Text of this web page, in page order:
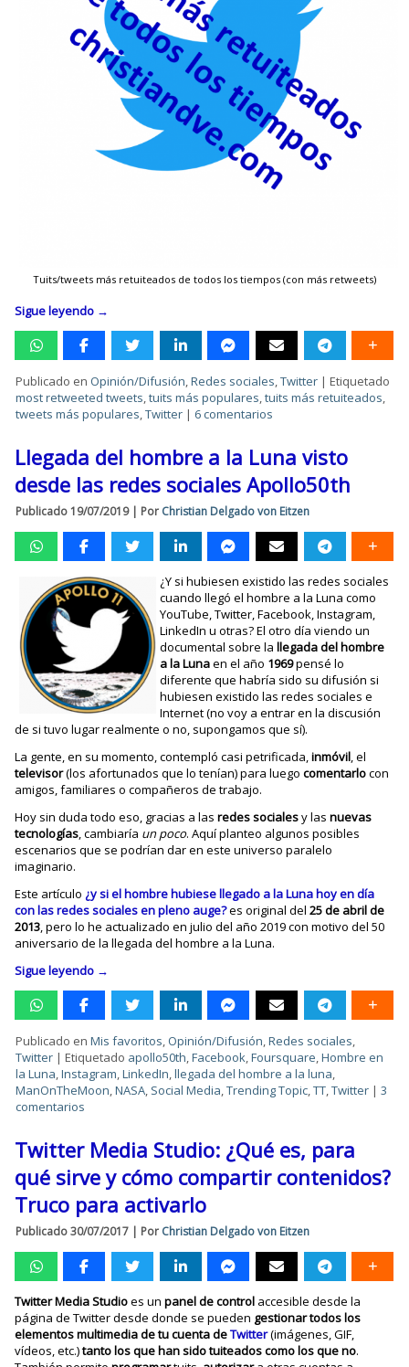
Tuits/tweets más retuiteados de todos los tiempos (con más retweets)
Sigue leyendo →
Publicado en Opinión/Difusión,Redes sociales,Twitter |Etiquetado
most retweeted tweets,tuits más populares,tuits más retuiteados,
tweets más populares,Twitter | 6 comentarios
Llegada del hombre a la Luna visto
desde las redes sociales Apollo50th
Publicado 19/07/2019| Por Christian Delgado von Eitzen
¿Y si hubiesen existido las redes sociales
cuando llegó el hombre a la Luna como
YouTube, Twitter, Facebook, Instagram,
LinkedIn u otras? El otro día viendo un
documental sobre la llegada del hombre
a la Lunaen el año 1969pensé lo
diferente que habría sido su difusión si
hubiesen existido las redes sociales e
Internet (no voy a entrar en la discusión
de si tuvo lugar realmente o no, supongamos que sí).
La gente, en su momento, contempló casi petrificada,inmóvil, el
televisor(los afortunados que lo tenían) para luegocomentarlocon
amigos, familiares o compañeros de trabajo.
Hoy sin duda todo eso, gracias a lasredes socialesy lasnuevas
tecnologías, cambiaría un poco. Aquí planteo algunos posibles
escenarios que se podrían dar en este universo paralelo
imaginario.
Este artículo ¿y si el hombre hubiese llegado a la Luna hoy en día
con las redes sociales en pleno auge?es original del25 de abril de
2013, pero lo he actualizado en julio del año 2019 con motivo del 50
aniversario de la llegada del hombre a la Luna.
Sigue leyendo →
Publicado en Mis favoritos, Opinión/Difusión,Redes sociales,
Twitter |Etiquetado apollo50th,Facebook,Foursquare,Hombre en
la Luna,Instagram,LinkedIn,llegada del hombre a la luna,
ManOnTheMoon,NASA, Social Media,Trending Topic,TT,Twitter |3
comentarios
Twitter Media Studio: ¿Qué es, para
qué sirve y cómo compartir contenidos?
Truco para activarlo
Publicado 30/07/2017 | Por Christian Delgado von Eitzen
Twitter Media Studioes unpanel de control accesible desde la
página de Twitter desde donde se pueden gestionar todos los
elementos multimedia de tu cuenta deTwitter(imágenes, GIF,
vídeos, etc.)tanto los que han sido tuiteados como los que no.